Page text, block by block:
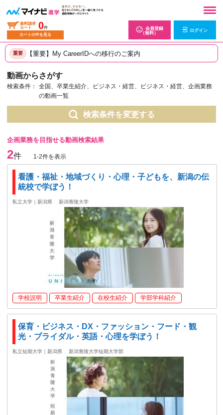
資料請求
カート
0件
カートの中を見る
会員登録
（無料）
ログイン
重要 【重要】My CareerIDへの移行のご案内
動画からさがす
検索条件：
全国、卒業生紹介、ビジネス・経営、ビジネス・経営、企画業務
の動画一覧
検索条件を変更する
企画業務を目指せる動画検索結果
2件 1-2件を表示
看護・福祉・地域づくり・心理・子どもを、新潟の伝
統校で学ぼう！
私立大学｜新潟県 新潟青陵大学
学校説明 卒業生紹介 在校生紹介 学部学科紹介
保育・ビジネス・DX・ファッション・フード・観
光・ブライダル・英語・心理を学ぼう！
私立短期大学｜新潟県 新潟青陵大学短期大学部